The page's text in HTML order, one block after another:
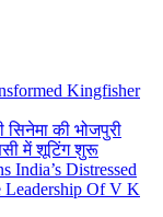
Kingfisher
सिनेमा की भोजपुरी
में शूटिंग शुरू
India’s Distressed
Leadership Of V K